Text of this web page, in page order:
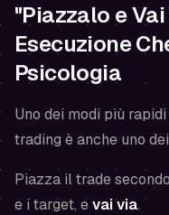
"Piazzalo e
Esecuzione
Psicologia
Uno dei modi più
trading è anche uno
Piazza il trade
e i target, evai via.